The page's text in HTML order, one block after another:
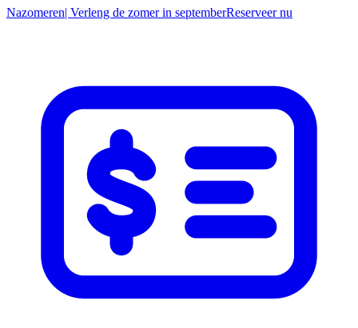
Nazomeren| Verleng de zomer in septemberReserveer nu